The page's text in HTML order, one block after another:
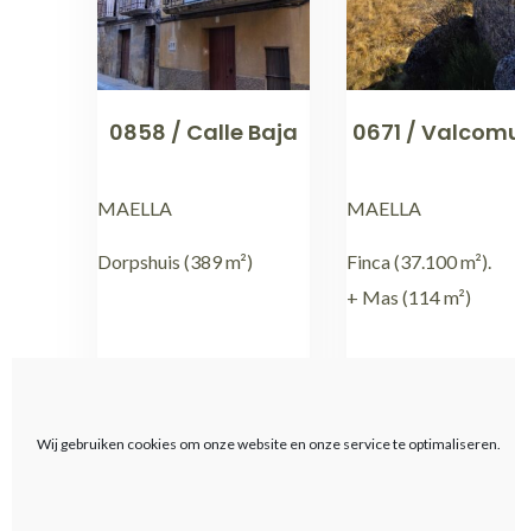
Wij gebruiken cookies om onze website en onze service te optimaliseren.
0858 / Calle Baja
MAELLA
Dorpshuis (389 m²)
0671 /
MAELLA
Finca (37.100 m²).
+ Mas (114 m²)